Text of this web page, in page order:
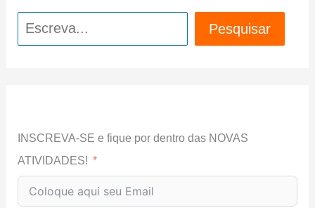
Pesquisar Pesquisar
INSCREVA-SE e fique por dentro das NOVAS
ATIVIDADES!